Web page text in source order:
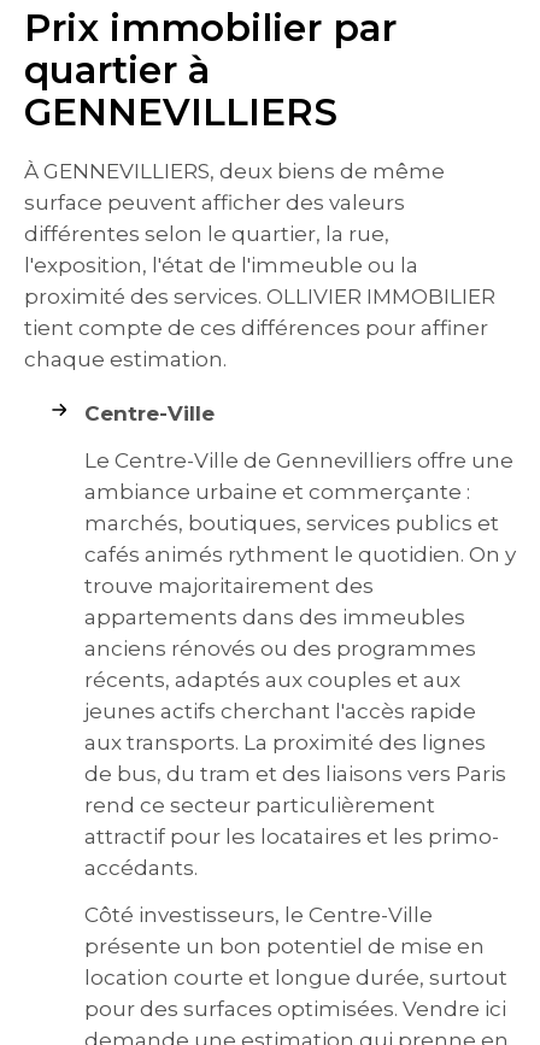
Prix immobilier par
quartier à
GENNEVILLIERS
À GENNEVILLIERS, deux biens de même
surface peuvent afficher des valeurs
différentes selon le quartier, la rue,
l'exposition, l'état de l'immeuble ou la
proximité des services. OLLIVIER IMMOBILIER
tient compte de ces différences pour affiner
chaque estimation.
Centre-Ville
Le Centre-Ville de Gennevilliers offre une
ambiance urbaine et commerçante :
marchés, boutiques, services publics et
cafés animés rythment le quotidien. On y
trouve majoritairement des
appartements dans des immeubles
anciens rénovés ou des programmes
récents, adaptés aux couples et aux
jeunes actifs cherchant l'accès rapide
aux transports. La proximité des lignes
de bus, du tram et des liaisons vers Paris
rend ce secteur particulièrement
attractif pour les locataires et les primo-
accédants.
Côté investisseurs, le Centre-Ville
présente un bon potentiel de mise en
location courte et longue durée, surtout
pour des surfaces optimisées. Vendre ici
demande une estimation qui prenne en